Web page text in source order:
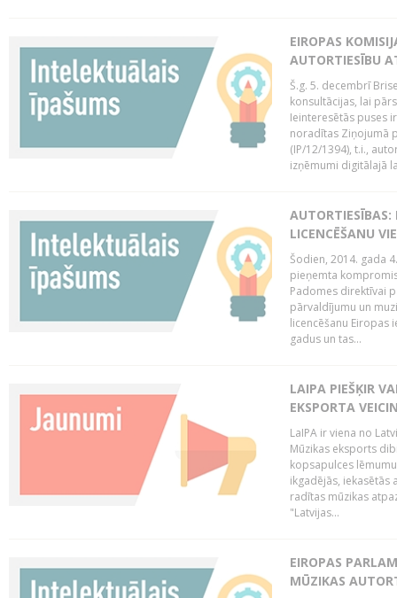
EIROPAS
AUTORTIESĪBU
Š.g. 5. decembrī
konsultācijas, lai
Ieinteresētās puses
noradītas Ziņojumā
(IP/12/1394), t.i.,
izņēmumi digitālajā
AUTORTIESĪBAS:
LICENCĒŠANU
Šodien, 2014. gada
pieņemta
Padomes direktīvai
pārvaldījumu un
licencēšanu Eiropas
gadus un tas...
LAIPA PIEŠĶIR
EKSPORTA
LaIPA ir viena no
Mūzikas eksports
kopsapulces
ikgadējās, iekasētās
radītas mūzikas
"Latvijas...
EIROPAS
MŪZIKAS